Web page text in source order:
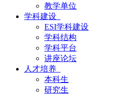
教学单位
学科建设
ESI学科建设
学科结构
学科平台
讲座论坛
人才培养
本科生
研究生